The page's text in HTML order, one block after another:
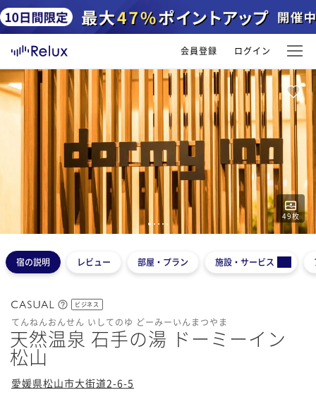
会員登録 ログイン
49枚
1 2 3 4 5
宿の説明 レビュー 部屋・プラン 施設・サービス
ビジネス
てんねんおんせん いしてのゆ どーみーいんまつやま
天然温泉 石手の湯 ドーミーイン
松山
愛媛県松山市大街道2-6-5